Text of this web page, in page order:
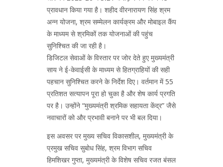
प्रावधान किया गया है। शहीद वीरनारायण सिंह श्रम
अन्न योजना, श्रम सम्मेलन कार्यक्रम और मोबाइल कैंप
के माध्यम से श्रमिकों तक योजनाओं की पहुंच
सुनिश्चित की जा रही है।
डिजिटल सेवाओं के विस्तार पर जोर देते हुए मुख्यमंत्री
साय ने ई-केवाईसी के माध्यम से हितग्राहियों की सही
पहचान सुनिश्चित करने के निर्देश दिए। वर्तमान में 55
प्रतिशत सत्यापन पूरा हो चुका है और शेष कार्य प्रगति
पर है। उन्होंने “मुख्यमंत्री श्रमिक सहायता केंद्र” जैसे
नवाचारों को और प्रभावी बनाने पर भी बल दिया।
इस अवसर पर मुख्य सचिव विकासशील, मुख्यमंत्री के
प्रमुख सचिव सुबोध सिंह, श्रम विभाग सचिव
हिमशिखर गुप्ता, मुख्यमंत्री के विशेष सचिव रजत बंसल